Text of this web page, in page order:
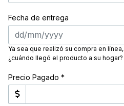
Fecha de entrega
Ya sea que realizó su compra en
¿cuándo llegó el producto a su hogar?
Precio Pagado *